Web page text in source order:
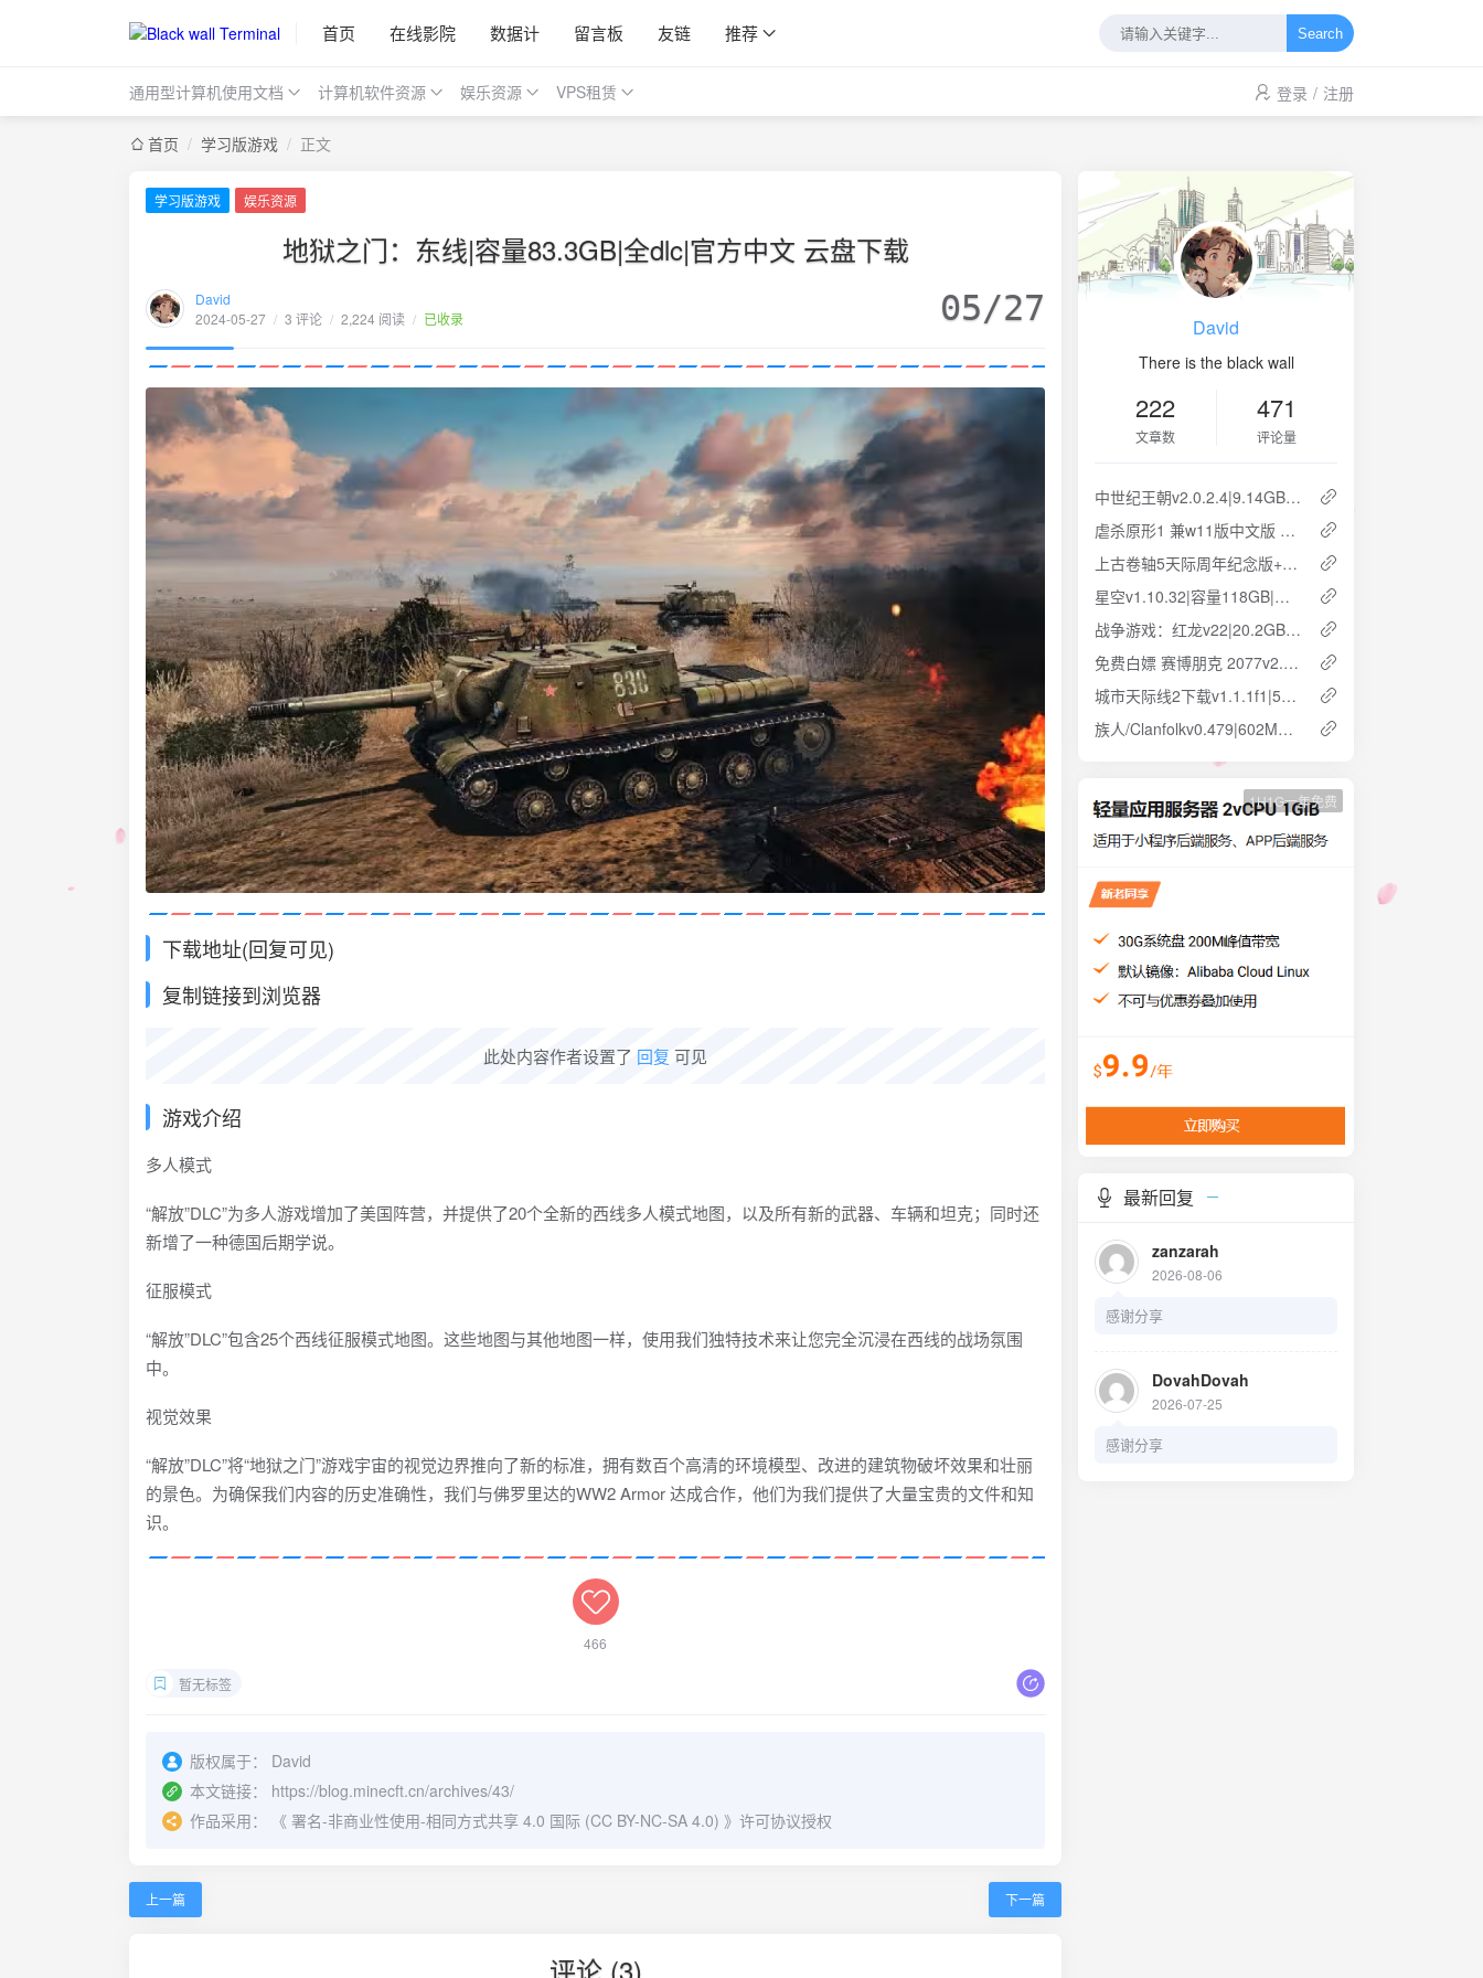
首页 在线影院 数据计 留言板 友链 推荐 Search
通用型计算机使用文档 计算机软件资源 娱乐资源 VPS租赁 登录 / 注册
首页 / 学习版游戏 / 正文
学习版游戏 娱乐资源
地狱之门：东线|容量83.3GB|全dlc|官方中文 云盘下载
David
2024-05-27 / 3 评论 / 2,224 阅读 / 已收录 05/27
下载地址(回复可见)
复制链接到浏览器
此处内容作者设置了 回复 可见
游戏介绍
多人模式
“解放”DLC”为多人游戏增加了美国阵营，并提供了20个全新的西线多人模式地图，以及所有新的武器、车辆和坦克；同时还
新增了一种德国后期学说。
征服模式
“解放”DLC”包含25个西线征服模式地图。这些地图与其他地图一样，使用我们独特技术来让您完全沉浸在西线的战场氛围
中。
视觉效果
“解放”DLC”将“地狱之门”游戏宇宙的视觉边界推向了新的标准，拥有数百个高清的环境模型、改进的建筑物破坏效果和壮丽
的景色。为确保我们内容的历史准确性，我们与佛罗里达的WW2 Armor 达成合作，他们为我们提供了大量宝贵的文件和知
识。
466
暂无标签
版权属于：
David
本文链接：
https://blog.minecft.cn/archives/43/
作品采用：
《 署名-非商业性使用-相同方式共享 4.0 国际 (CC BY-NC-SA 4.0) 》许可协议授权
上一篇 下一篇
评论 (3)
David
There is the black wall
222
文章数
471
评论量
中世纪王朝v2.0.2.4|9.14GB|官方简体中文 云盘下载 解压即玩
虐杀原形1 兼w11版中文版 7.8GB 简中汉化 附闪退问题解决方法 网盘下载
上古卷轴5天际周年纪念版+全DLC|1.6.1170|23GB|云盘下载解压即玩
星空v1.10.32|容量118GB|官方简体中文|云盘下载 解压即玩
战争游戏：红龙v22|20.2GB|官方繁体中文 解压即玩 云盘下载
免费白嫖 赛博朋克 2077v2.12|整合DLC|96.9GB|中文 云盘下载
城市天际线2下载v1.1.1f1|59.3GB|官方简体中文 云盘下载 解压即玩
族人/Clanfolkv0.479|602MB|官方简体中文 解压即玩 云盘下载
1H1G一年免费
最新回复
zanzarah
2026-08-06
感谢分享
DovahDovah
2026-07-25
感谢分享